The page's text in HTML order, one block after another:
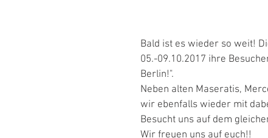
Bald ist es wieder so weit!
05.-09.10.2017 ihre
Berlin!".
Neben alten Maseratis,
wir ebenfalls wieder mit
Besucht uns auf dem
Wir freuen uns auf euch!!